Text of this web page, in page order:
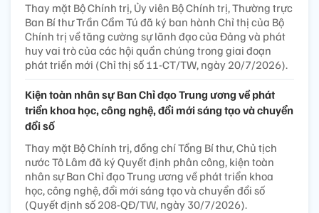
Thay mặt Bộ Chính trị, Ủy viên Bộ Chính trị, Thường trực
Ban Bí thư Trần Cẩm Tú đã ký ban hành Chỉ thị của Bộ
Chính trị về tăng cường sự lãnh đạo của Đảng và phát
huy vai trò của các hội quần chúng trong giai đoạn
phát triển mới (Chỉ thị số 11-CT/TW, ngày 20/7/2026).
Kiện toàn nhân sự Ban Chỉ đạo Trung ương về phát
triển khoa học, công nghệ, đổi mới sáng tạo và chuyển
đổi số
Thay mặt Bộ Chính trị, đồng chí Tổng Bí thư, Chủ tịch
nước Tô Lâm đã ký Quyết định phân công, kiện toàn
nhân sự Ban Chỉ đạo Trung ương về phát triển khoa
học, công nghệ, đổi mới sáng tạo và chuyển đổi số
(Quyết định số 208-QĐ/TW, ngày 30/7/2026).